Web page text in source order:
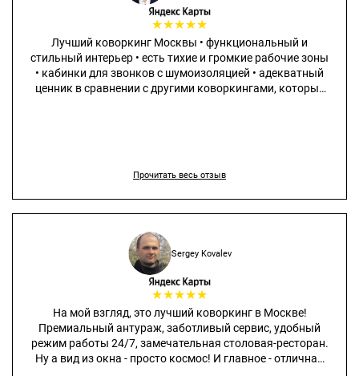
★★★★★
Лучший коворкинг Москвы • функциональный и
стильный интерьер • есть тихие и громкие рабочие зоны
• кабинки для звонков с шумоизоляцией • адекватный
ценник в сравнении с другими коворкингами, которые
Прочитать весь отзыв
Sergey Kovalev
★★★★★
На мой взгляд, это лучший коворкинг в Москве!
Премиальный антураж, заботливый сервис, удобный
режим работы 24/7, замечательная столовая-ресторан.
Ну а вид из окна - просто космос! И главное - отличная